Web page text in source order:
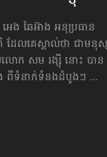
ង ឆៃអ៊ាង អនុប្រធាន
ដែលគេស្គាល់ថា ជាមនុស្
ោក សម រង្ស៊ី នោះ បាន
ពីទំនាក់ទំនងដំបូងៗ ...